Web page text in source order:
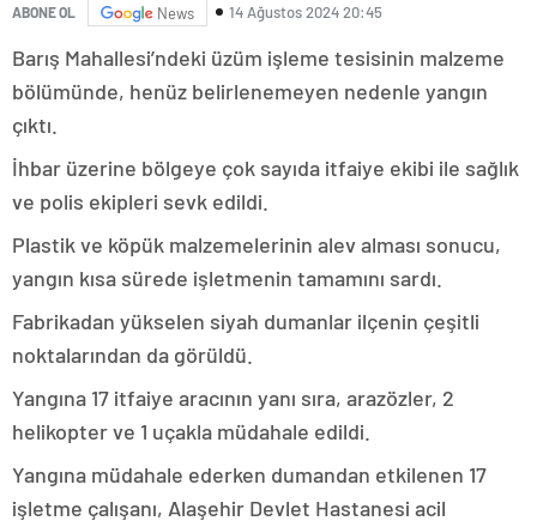
ABONE OL News 14 Ağustos 2024 20:45
Barış Mahallesi’ndeki üzüm işleme tesisinin malzeme
bölümünde, henüz belirlenemeyen nedenle yangın
çıktı.
İhbar üzerine bölgeye çok sayıda itfaiye ekibi ile sağlık
ve polis ekipleri sevk edildi.
Plastik ve köpük malzemelerinin alev alması sonucu,
yangın kısa sürede işletmenin tamamını sardı.
Fabrikadan yükselen siyah dumanlar ilçenin çeşitli
noktalarından da görüldü.
Yangına 17 itfaiye aracının yanı sıra, arazözler, 2
helikopter ve 1 uçakla müdahale edildi.
Yangına müdahale ederken dumandan etkilenen 17
işletme çalışanı, Alaşehir Devlet Hastanesi acil